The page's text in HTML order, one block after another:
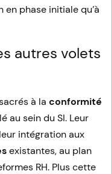
en phase initiale qu’à
autres volets
à la conformité
au sein du SI. Leur
intégration aux
existantes, au plan
RH. Plus cette